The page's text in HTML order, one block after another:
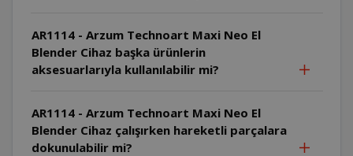
AR1114 - Arzum Technoart Maxi Neo El
Blender Cihaz başka ürünlerin
aksesuarlarıyla kullanılabilir mi?
AR1114 - Arzum Technoart Maxi Neo El
Blender Cihaz çalışırken hareketli parçalara
dokunulabilir mi?